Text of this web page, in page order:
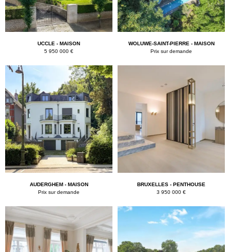
UCCLE - MAISON
5 950 000 €
WOLUWE-SAINT-PIERRE - MAISON
Prix sur demande
AUDERGHEM - MAISON
Prix sur demande
BRUXELLES - PENTHOUSE
3 950 000 €